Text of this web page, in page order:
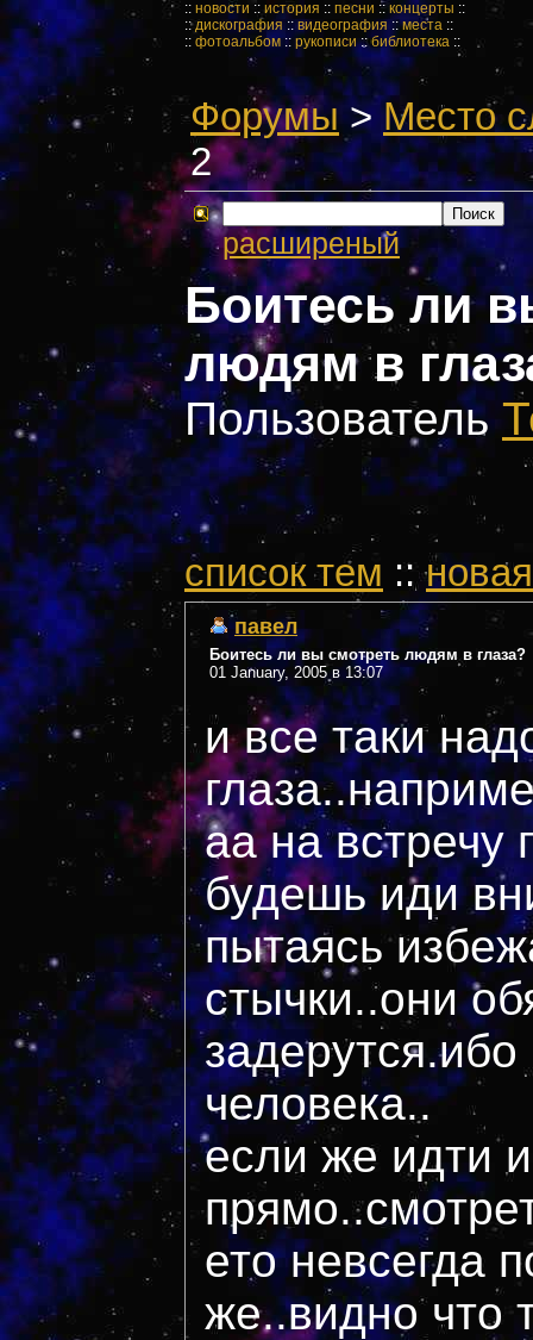
:: новости :: история :: песни :: концерты ::
::дискография :: видеография ::места ::
:: фотоальбом::рукописи::библиотека ::
Форумы> Место
2
расширеный
Боитесь ли
людям в
Пользователь
cписок тем ::
павел
Боитесь ли вы смотреть людям в глаза?
01 January, 2005 в 13:07
и все таки
аа на встречу
будешь иди
пытаясь
стычки..они
человека..
если же идти
ето невсегда
же..видно что